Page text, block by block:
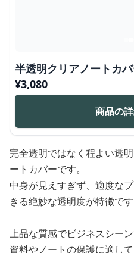
半透明クリアノートカ
¥3,080
商品の
完全透明ではなく程よい透
ートカバーです。
中身が見えすぎず、適度な
きる絶妙な透明度が特徴です
上品な質感でビジネスシー
資料やノートの保護に適して